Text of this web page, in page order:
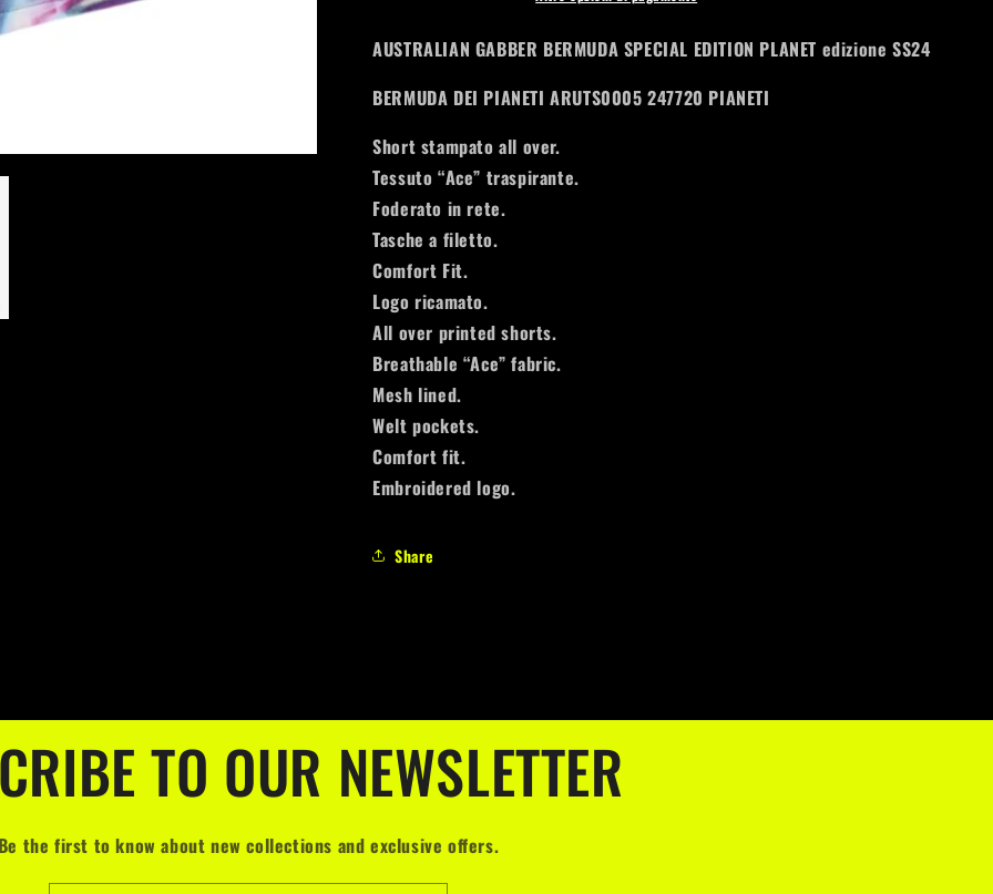
AUSTRALIAN GABBER BERMUDA SPECIAL EDITION PLANET edizione SS24
BERMUDA DEI PIANETI ARUTS0005 247720 PIANETI
Short stampato all over.
Tessuto “Ace” traspirante.
Foderato in rete.
Tasche a filetto.
Comfort Fit.
Logo ricamato.
All over printed shorts.
Breathable “Ace” fabric.
Mesh lined.
Welt pockets.
Comfort fit.
Embroidered logo.
Share
TO OUR NEWSLETTER
the first to know about new collections and exclusive offers.